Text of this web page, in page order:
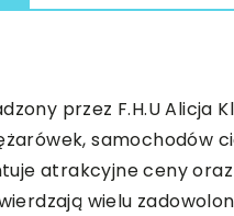
przez F.H.U Alicja
samochodów
atrakcyjne ceny
wielu